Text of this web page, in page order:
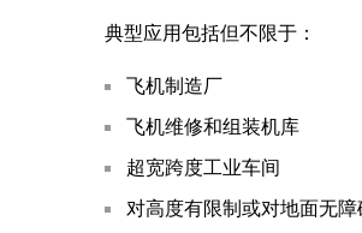
典型应用包括但不限于：
飞机制造厂
飞机维修和组装机库
超宽跨度工业车间
对高度有限制或对地面无